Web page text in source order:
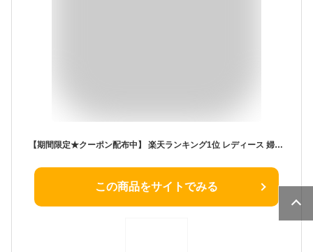
【期間限定★クーポン配布中】 楽天ランキング1位 レディース 婦人用 靴 シューズ 生活防水 スリッポン シンプル 普段使い 履きやすい 3E パンジー pansy 母の日 ギフト プレゼント [2324]
この商品をサイトでみる